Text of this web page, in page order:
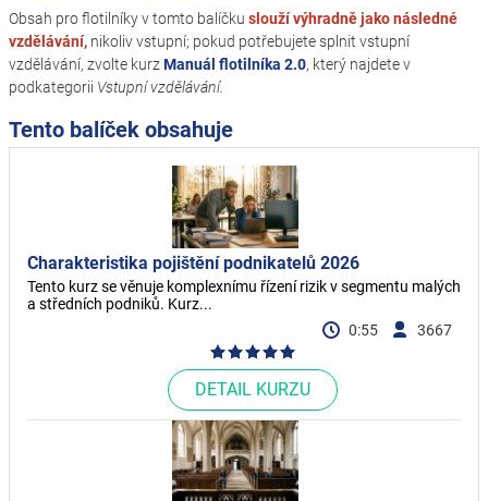
Obsah pro flotilníky v tomto balíčku sloužívýhradně jako následné
vzdělávání, nikoliv vstupní; pokud potřebujete splnit vstupní
vzdělávání, zvolte kurz Manuál flotilníka 2.0, který najdete v
podkategorii Vstupní vzdělávání.
Tento balíček obsahuje
Charakteristika pojištění podnikatelů 2026
Tento kurz se věnuje komplexnímu řízení rizik v segmentu malých
a středních podniků. Kurz...
0:55
3667
DETAIL KURZU